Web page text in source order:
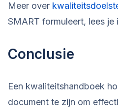
Meer over
SMART formuleert, lees je
Conclusie
Een kwaliteitshandboek
document te zijn om